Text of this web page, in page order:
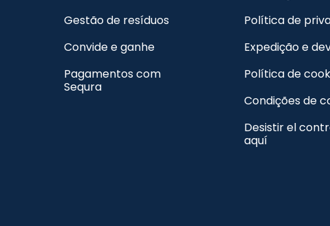
Gestão de resíduos
Convide e ganhe
Pagamentos com
Sequra
Política de
Expedição e
Política de
Condições de
Desistir el
aquí